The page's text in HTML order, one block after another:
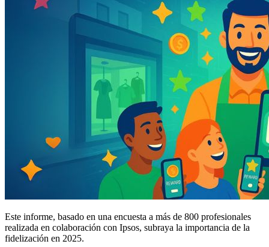
Este informe, basado en una encuesta a más de 800 profesionales
realizada en colaboración con Ipsos, subraya la importancia de la
fidelización en 2025.